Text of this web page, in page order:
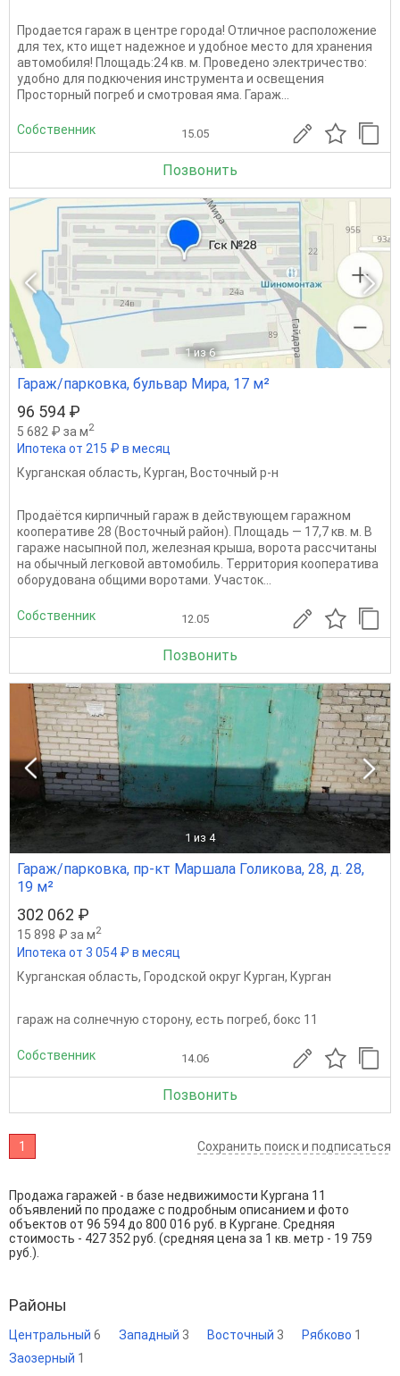
Продается гараж в центре города! Отличное расположение
для тех, кто ищет надежное и удобное место для хранения
автомобиля! Площадь:24 кв. м. Проведено электричество:
удобно для подкючения инструмента и освещения
Просторный погреб и смотровая яма. Гараж...
Собственник 15.05
Позвонить
1 из 6
Гараж/парковка, бульвар Мира, 17 м²
96 594 ₽
5 682 ₽ за м2
Ипотека от 215 ₽ в месяц
Курганская область, Курган, Восточный р-н
Продаётся кирпичный гараж в действующем гаражном
кооперативе 28 (Восточный район). Площадь — 17,7 кв. м. В
гараже насыпной пол, железная крыша, ворота рассчитаны
на обычный легковой автомобиль. Территория кооператива
оборудована общими воротами. Участок...
Собственник 12.05
Позвонить
1 из 4
Гараж/парковка, пр-кт Маршала Голикова, 28, д. 28,
19 м²
302 062 ₽
15 898 ₽ за м2
Ипотека от 3 054 ₽ в месяц
Курганская область, Городской округ Курган, Курган
гараж на солнечную сторону, есть погреб, бокс 11
Собственник 14.06
Позвонить
1 Сохранить поиск и подписаться
Продажа гаражей - в базе недвижимости Кургана 11
объявлений по продаже с подробным описанием и фото
объектов от 96 594до 800 016 руб. в Кургане. Средняя
стоимость - 427 352 руб. (средняя цена за 1 кв. метр - 19 759
руб.).
Районы
Центральный 6 Западный 3 Восточный 3 Рябково 1
Заозерный 1